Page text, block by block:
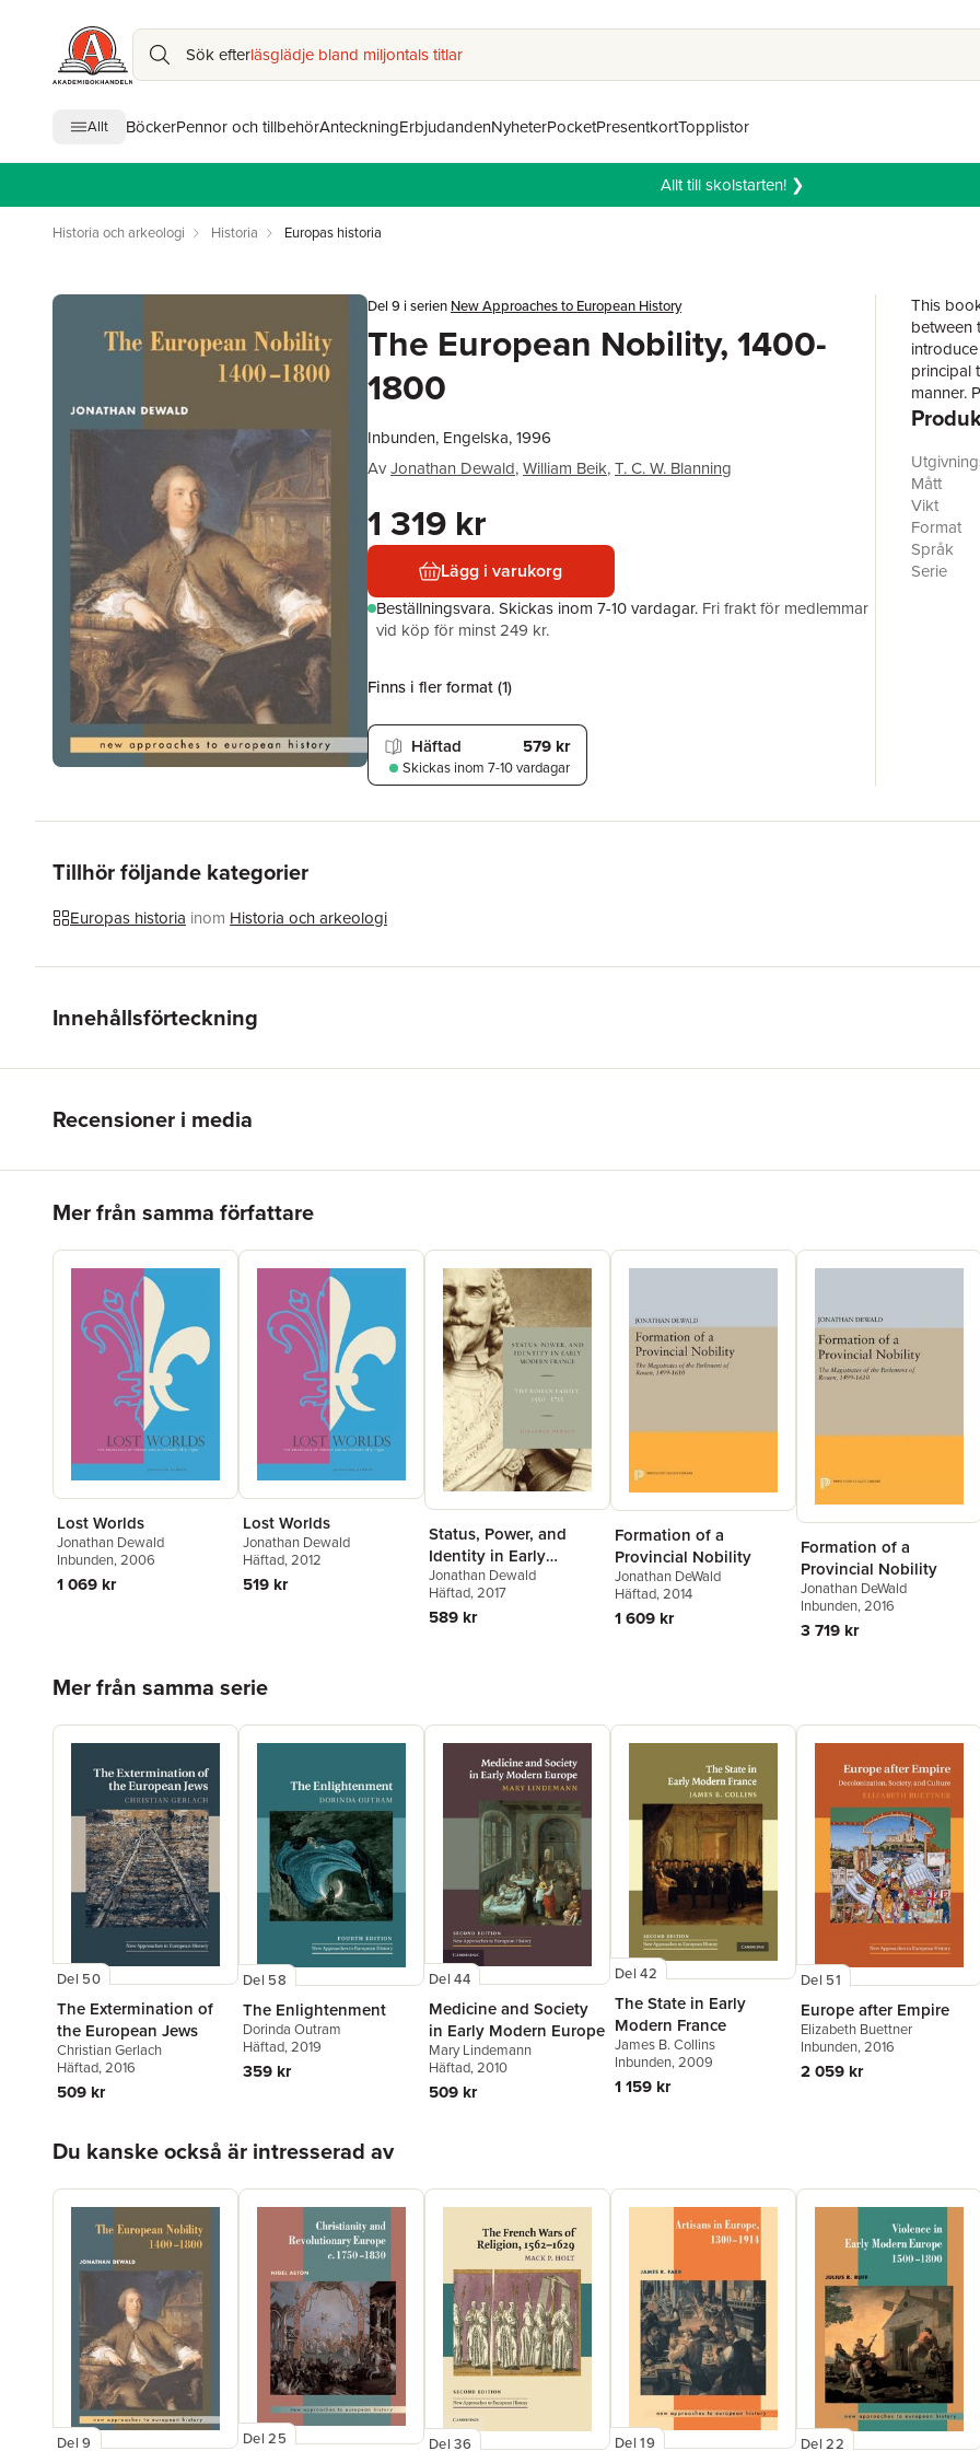
Sök efterläsglädje bland miljontals titlar
Allt BöckerPennor och tillbehörAnteckningErbjudandenNyheterPocketPresentkortTopplistor
Allt till skolstarten! ❯
Historia och arkeologi Historia Europas historia
Del 9 i serien New Approaches to European History
The European Nobility, 1400-
1800
Inbunden, Engelska, 1996
AvJonathan Dewald,William Beik,T. C. W. Blanning
1 319 kr
Lägg i varukorg
Beställningsvara.Skickas inom 7-10 vardagar. Fri frakt för medlemmar
vid köp för minst 249 kr.
Finns i fler format (1)
Häftad 579 kr
Skickas inom 7-10 vardagar
This
between
principal
manner.
point of
this
the
different
nobles
Mått
Vikt
Format
Språk
Serie
Tillhör följande kategorier
Europas historia inom Historia och arkeologi
Innehållsförteckning
Recensioner i media
Mer från samma författare
Lost Worlds
Jonathan Dewald
Inbunden, 2006
1 069 kr
Lost Worlds
Jonathan Dewald
Häftad, 2012
519 kr
Status, Power, and
Identity in Early
Modern France
Jonathan Dewald
Häftad, 2017
589 kr
Formation of a
Provincial Nobility
Jonathan DeWald
Häftad, 2014
1 609 kr
Formation of a
Provincial Nobility
Jonathan DeWald
Inbunden, 2016
3 719 kr
Mer från samma serie
Del 50
The Extermination of
the European Jews
Christian Gerlach
Häftad, 2016
509 kr
Del 58
The Enlightenment
Dorinda Outram
Häftad, 2019
359 kr
Del 44
Medicine and Society
in Early Modern Europe
Mary Lindemann
Häftad, 2010
509 kr
Del 42
The State in Early
Modern France
James B. Collins
Inbunden, 2009
1 159 kr
Del 51
Europe after Empire
Elizabeth Buettner
Inbunden, 2016
2 059 kr
Du kanske också är intresserad av
Del 9 Del 25 Del 36 Del 19 Del 22